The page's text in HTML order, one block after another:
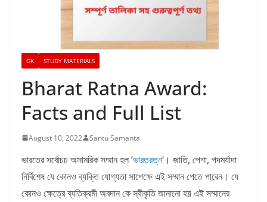
GK STUDY MATERIALS
Bharat Ratna Award:
Facts and Full List
August 10, 2022 Santu Samanta
ভারতের সর্বোচচ অসামরিক সম্মান হল ‘ভারতরত্ন‘। জাতি, পেশা, পদমর্যাদা
নির্বিশেষ যে কোনও ব্যক্তি যোগ্যতা সাপেক্ষে এই সম্মান পেতে পারেন। যে
কোনও ক্ষেত্রে ব্যতিক্রমী অবদান কে স্বীকৃতি জানানো হয় এই সম্মানের